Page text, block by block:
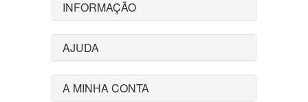
INFORMAÇÃO
AJUDA
A MINHA CONTA